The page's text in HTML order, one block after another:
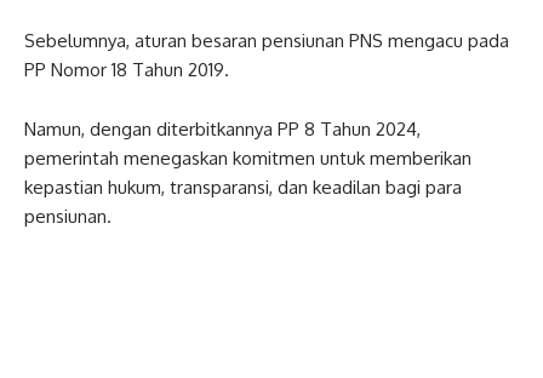
Sebelumnya, aturan besaran pensiunan PNS mengacu pada
PP Nomor 18 Tahun 2019.
Namun, dengan diterbitkannya PP 8 Tahun 2024,
pemerintah menegaskan komitmen untuk memberikan
kepastian hukum, transparansi, dan keadilan bagi para
pensiunan.